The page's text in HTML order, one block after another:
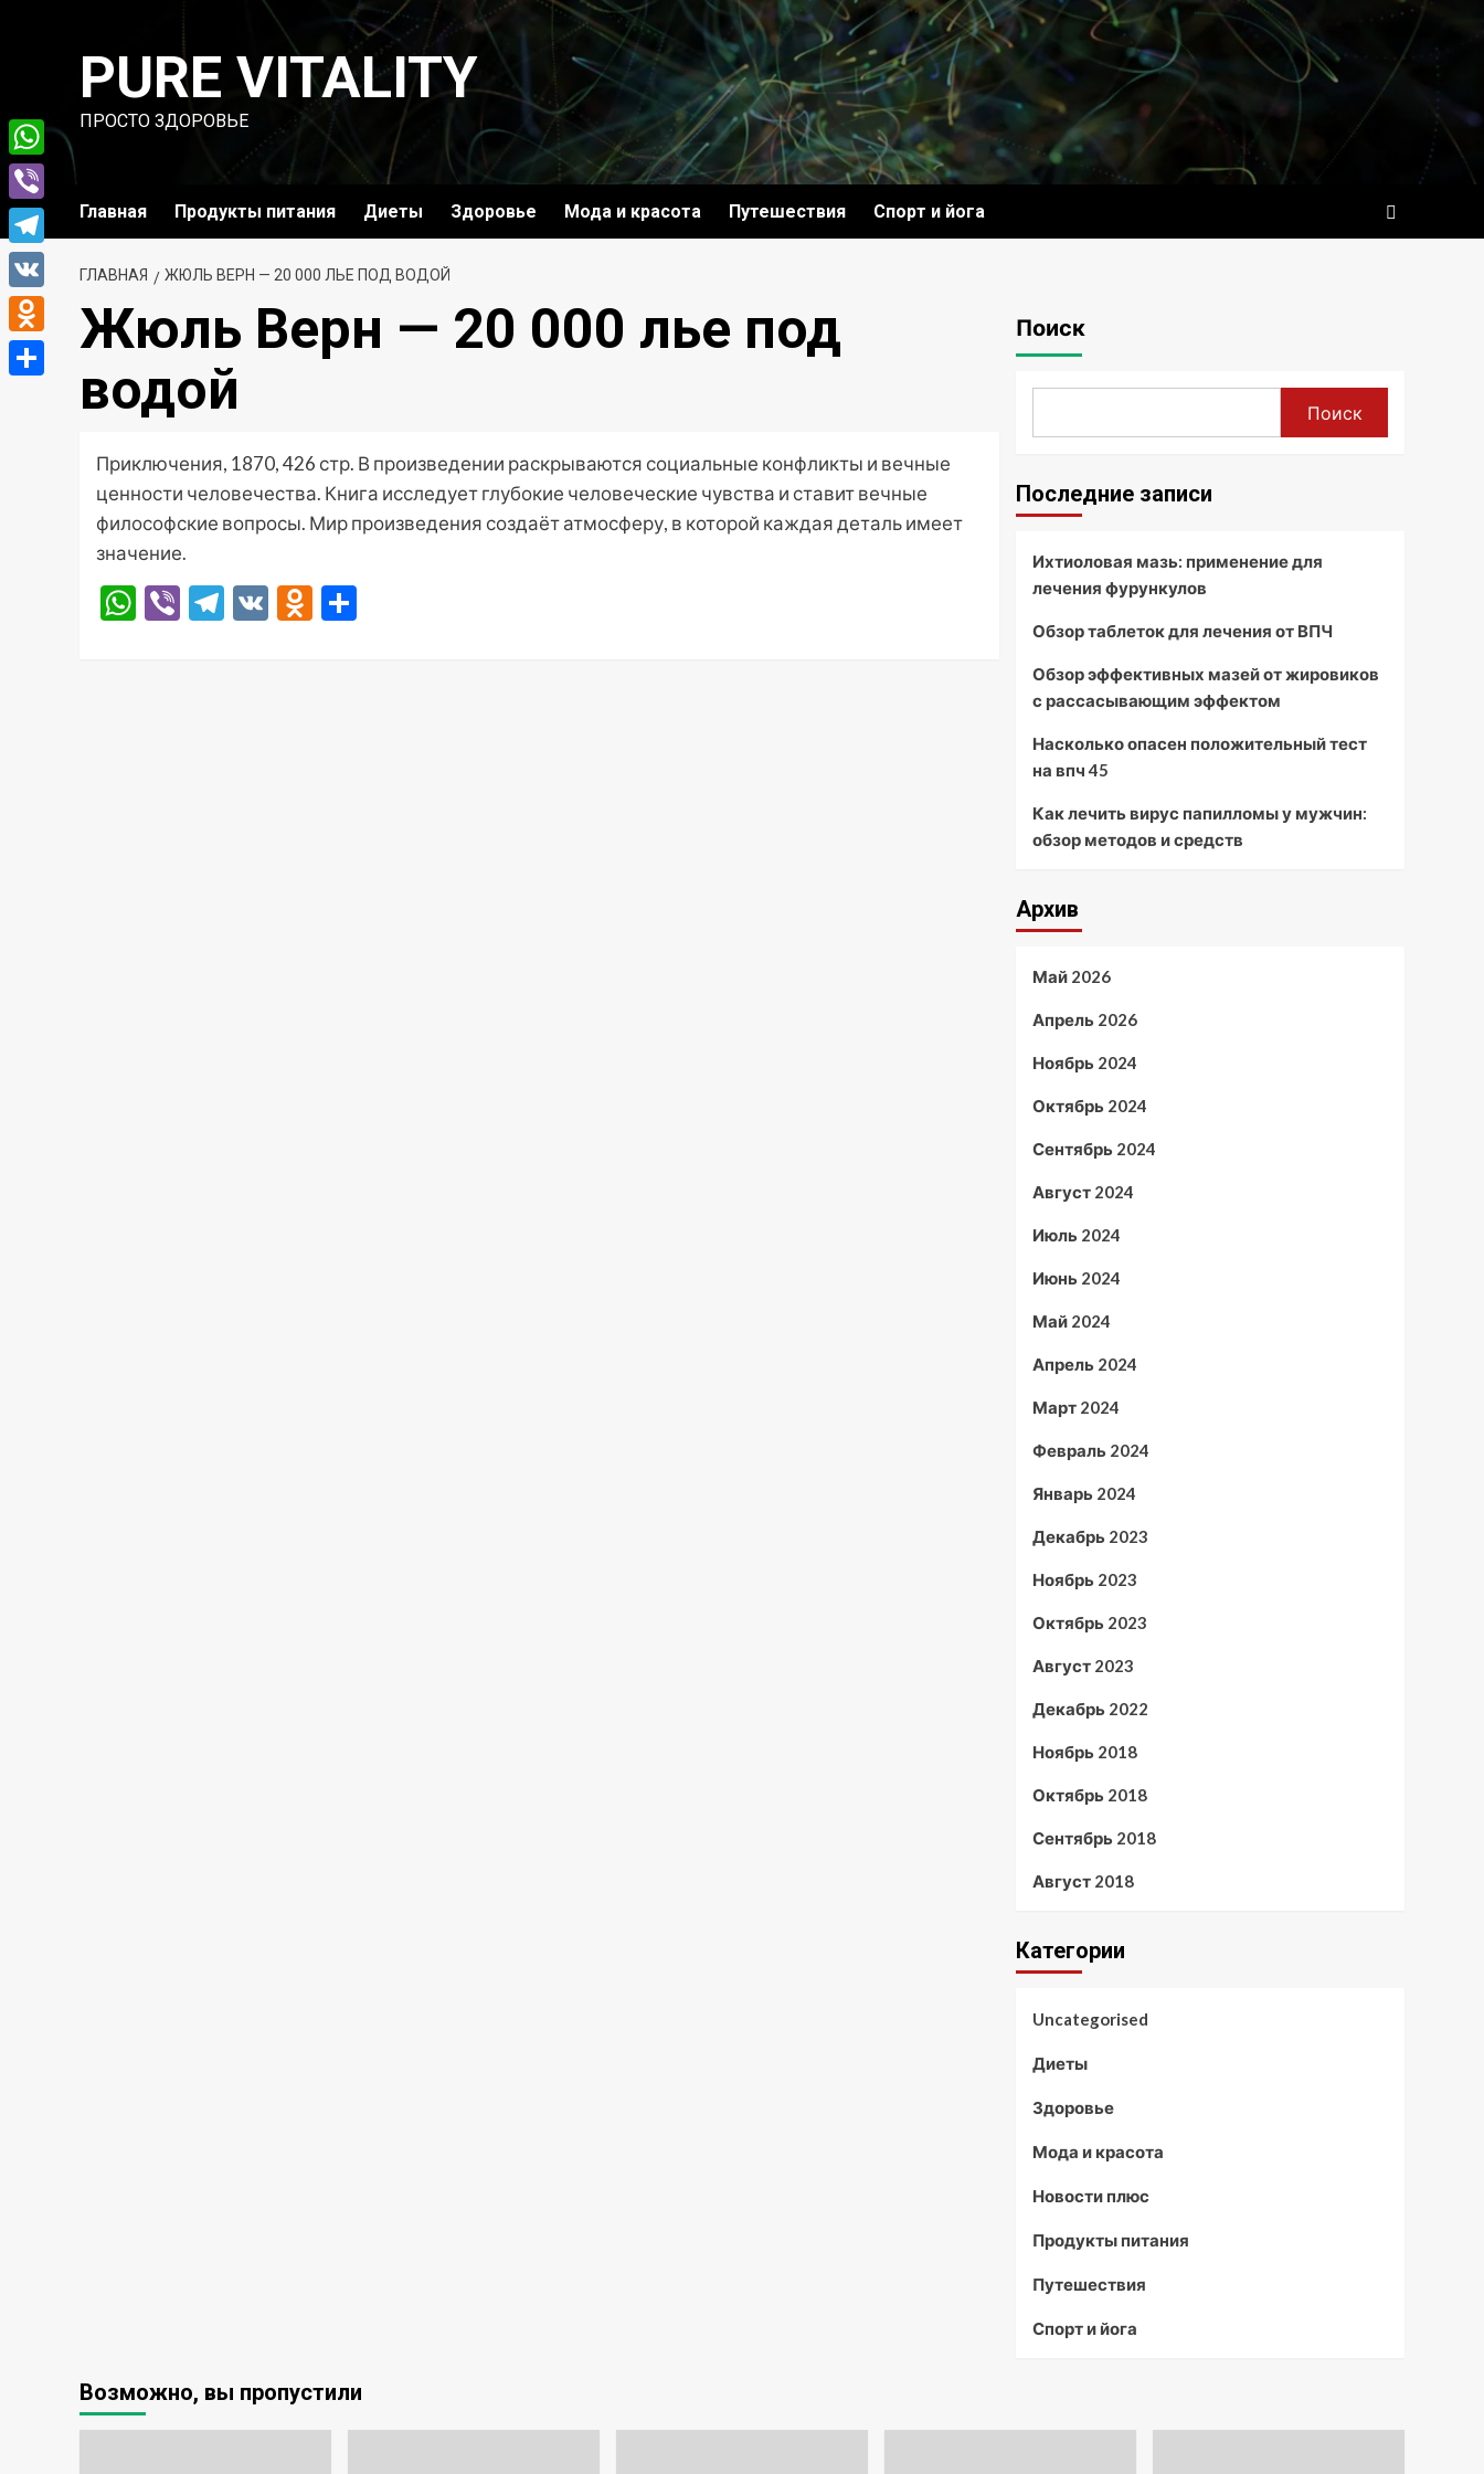
содержимомуPURE VITALITY
ПРОСТО ЗДОРОВЬЕ
Главная Продукты питания Диеты Здоровье Мода и красота Путешествия Спорт и йога
ГЛАВНАЯ ЖЮЛЬ ВЕРН — 20 000 ЛЬЕ ПОД ВОДОЙ
Жюль Верн — 20 000 лье под
водой
Приключения, 1870, 426 стр. В произведении раскрываются социальные конфликты и вечные
ценности человечества. Книга исследует глубокие человеческие чувства и ставит вечные
философские вопросы. Мир произведения создаёт атмосферу, в которой каждая деталь имеет
значение.
WhatsApp
ViberTelegram
VK Odnoklassniki
Поиск
Поиск
Последние записи
Ихтиоловая мазь: применение для
лечения фурункулов
Обзор таблеток для лечения от ВПЧ
Обзор эффективных мазей от жировиков
с рассасывающим эффектом
Насколько опасен положительный тест
на впч 45
Как лечить вирус папилломы у мужчин:
обзор методов и средств
Архив
Май 2026
Апрель 2026
Ноябрь 2024
Октябрь 2024
Сентябрь 2024
Август 2024
Июль 2024
Июнь 2024
Май 2024
Апрель 2024
Март 2024
Февраль 2024
Январь 2024
Декабрь 2023
Ноябрь 2023
Октябрь 2023
Август 2023
Декабрь 2022
Ноябрь 2018
Октябрь 2018
Сентябрь 2018
Август 2018
Категории
Uncategorised
Диеты
Здоровье
Мода и красота
Новости плюс
Продукты питания
Путешествия
Спорт и йога
Возможно, вы пропустили
WhatsApp
Viber
Telegram
VK
Odnoklassniki
Отправить